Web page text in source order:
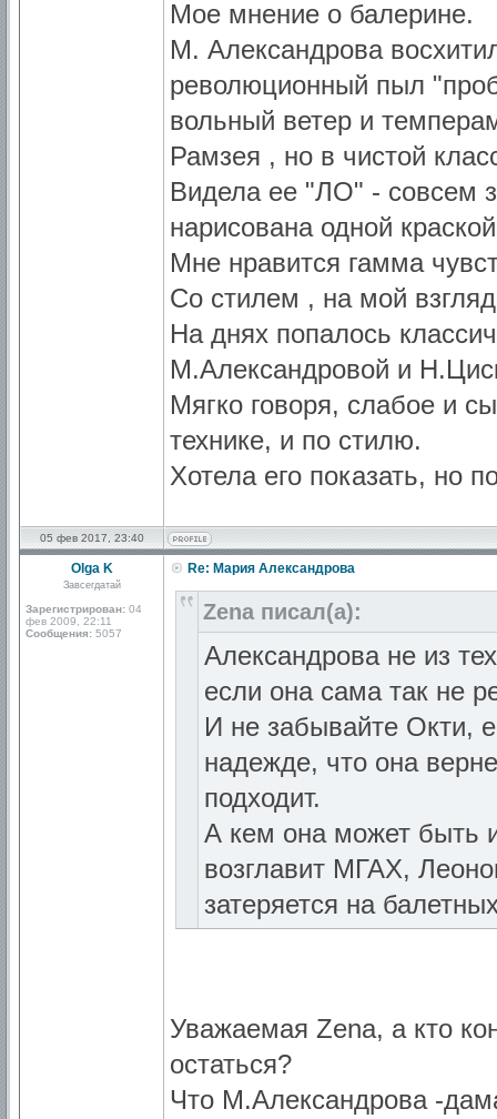
Мое мнение о балерине.
М. Александрова
революционный пыл
вольный ветер и
Рамзея , но в чистой
Видела ее "ЛО" - совсем
нарисована одной
Мне нравится гамма
Со стилем , на мой
На днях попалось
М.Александровой и
Мягко говоря, слабое и
технике, и по стилю.
Хотела его показать, но
05 фев 2017, 23:40
Olga K
Завсегдатай
Зарегистрирован: 04
фев 2009, 22:11
Сообщения: 5057
Re: Мария Александрова
Zena писал(а):
Александрова не из
если она сама так не
И не забывайте Окти,
надежде, что она
подходит.
А кем она может быть
возглавит МГАХ,
затеряется на
Уважаемая Zena, а кто
остаться?
Что М.Александрова -